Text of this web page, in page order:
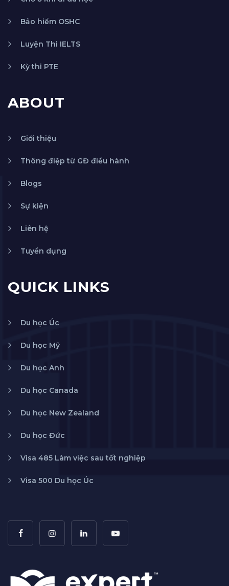
Bảo hiểm OSHC
Luyện Thi IELTS
Kỳ thi PTE
ABOUT
Giới thiệu
Thông điệp từ GĐ điều hành
Blogs
Sự kiện
Liên hệ
Tuyển dụng
QUICK LINKS
Du học Úc
Du học Mỹ
Du học Anh
Du học Canada
Du học New Zealand
Du học Đức
Visa 485 Làm việc sau tốt nghiệp
Visa 500 Du học Úc